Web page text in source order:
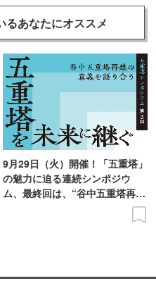
るあなたにオススメ
9月29日（火）開催！「五重塔」
の魅力に迫る連続シンポジウ
ム、最終回は、“谷中五重塔再建